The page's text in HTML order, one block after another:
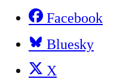
Facebook
Bluesky
X